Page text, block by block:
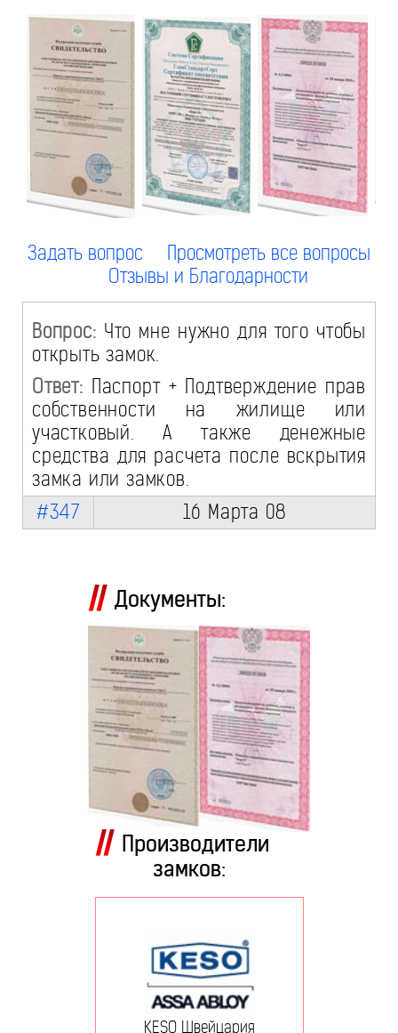
Задать вопрос
Просмотреть все вопросы
Отзывы и Благодарности
Вопрос: Что мне нужно для того чтобы
открыть замок.
Ответ: Паспорт + Подтверждение прав
собственности на жилище или
участковый. А также денежные
средства для расчета после вскрытия
замка или замков.
#347
16 Марта 08
Документы:
Производители
замков:
KESO Швейцария